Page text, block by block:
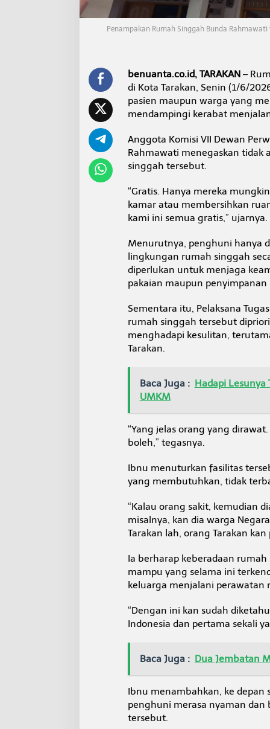
t
u
k
K
u
a
r
g
a
a
s
e
,
n
i
y
a
a
t
a
n
A
t
n
a
Penampakan Rumah Singgah Bunda
benuanta.co.id, TARAKAN–
di Kota Tarakan, Senin (1/6/
pasien maupun warga yang
mendampingi kerabat
Anggota Komisi VII Dewan
Rahmawati menegaskan tidak
singgah tersebut.
“Gratis. Hanya mereka
kamar atau membersihkan
kami ini semua gratis,” ujarnya.
Menurutnya, penghuni hanya
lingkungan rumah singgah
diperlukan untuk menjaga
pakaian maupun
Sementara itu, Pelaksana
rumah singgah tersebut
menghadapi kesulitan,
Tarakan.
Baca Juga : Hadapi
UMKM
“Yang jelas orang yang
boleh,” tegasnya.
Ibnu menuturkan fasilitas
yang membutuhkan, tidak
“Kalau orang sakit, kemudian
misalnya, kan dia warga
Tarakan lah, orang Tarakan
Ia berharap keberadaan
mampu yang selama ini
keluarga menjalani perawatan
“Dengan ini kan sudah
Indonesia dan pertama sekali
Baca Juga : Dua Jembatan
Ibnu menambahkan, ke depan
penghuni merasa nyaman
tersebut.